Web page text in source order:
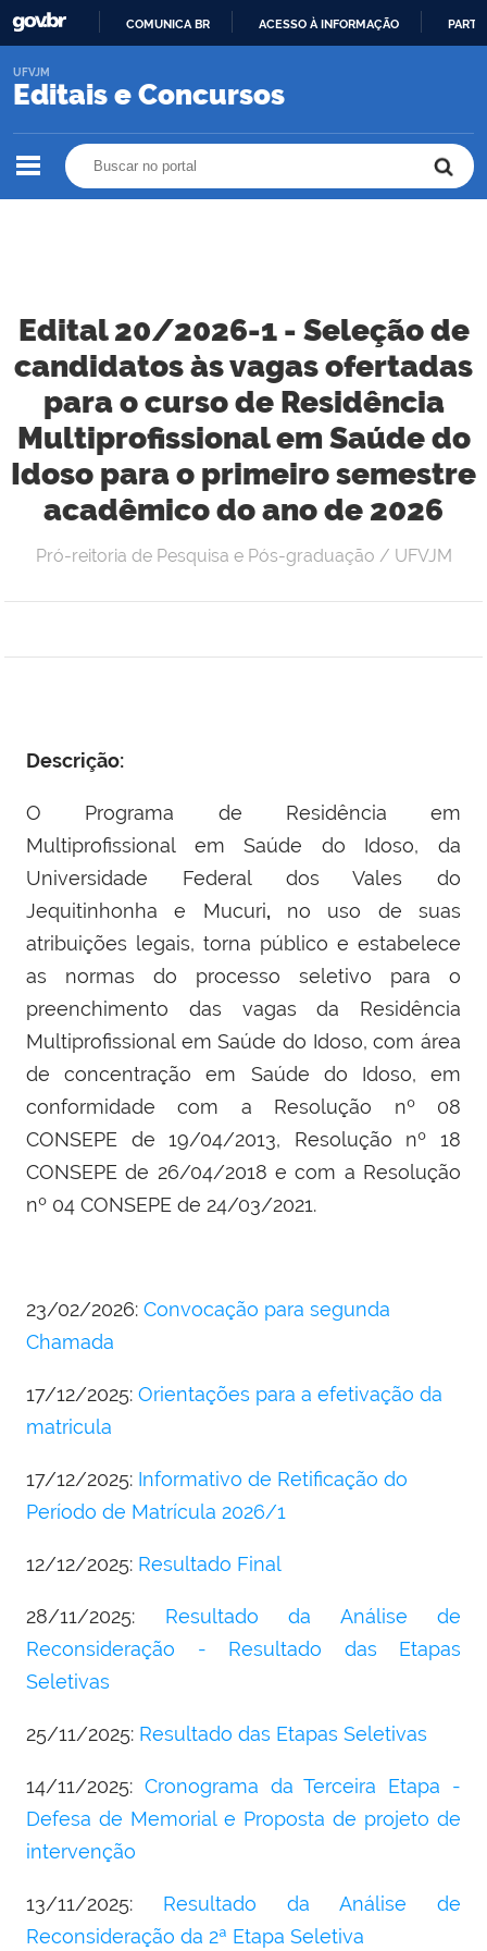
O
COMUNICA BR ACESSO À INFORMAÇÃO
Editais e Concursos
UFVJM
Edital 20/2026-1 - Seleção de
candidatos às vagas ofertadas
para o curso de Residência
Multiprofissional em Saúde do
Idoso para o primeiro semestre
acadêmico do ano de 2026
Pró-reitoria de Pesquisa e Pós-graduação / UFVJM
Descrição:
O Programa de Residência em
Multiprofissional em Saúde do Idoso, da
Universidade Federal dos Vales do
Jequitinhonha e Mucuri,no uso de suas
atribuições legais, torna público e estabelece
as normas do processo seletivo para o
preenchimento das vagas da Residência
Multiprofissional em Saúde do Idoso, com área
de concentração em Saúde do Idoso, em
conformidade com a Resolução nº 08
CONSEPE de 19/04/2013, Resolução nº 18
CONSEPE de 26/04/2018 e com a Resolução
nº 04 CONSEPE de 24/03/2021.
23/02/2026: Convocação para segunda
Chamada
17/12/2025: Orientações para a efetivação da
matricula
17/12/2025: Informativo de Retificação do
Período de Matrícula 2026/1
12/12/2025: Resultado Final
28/11/2025: Resultado da Análise de
Reconsideração - Resultado das Etapas
Seletivas
25/11/2025: Resultado das Etapas Seletivas
14/11/2025: Cronograma da Terceira Etapa -
Defesa de Memorial e Proposta de projeto de
intervenção
13/11/2025: Resultado da Análise de
Reconsideração da 2ª Etapa Seletiva